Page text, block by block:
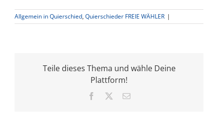
Allgemein in Quierschied, Quierschieder FREIE WÄHLER |
Teile dieses Thema und wähle Deine
Plattform!
Facebook
E-